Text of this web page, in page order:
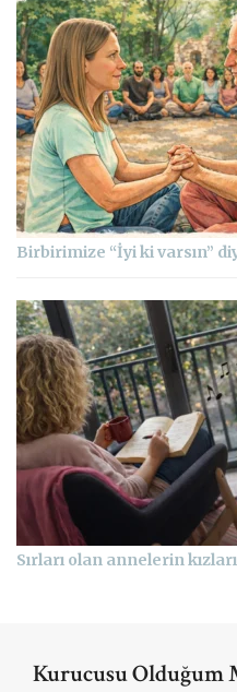
Birbirimize “İyi ki varsın”
Sırları olan annelerin
Kurucusu Olduğum